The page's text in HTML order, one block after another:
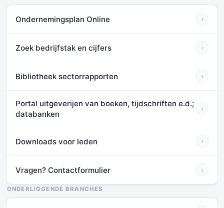
Ondernemingsplan Online ›
Zoek bedrijfstak en cijfers ›
Bibliotheek sectorrapporten ›
Portal uitgeverijen van boeken, tijdschriften e.d.;
databanken
›
Downloads voor leden ›
Vragen? Contactformulier ›
ONDERLIGGENDE BRANCHES